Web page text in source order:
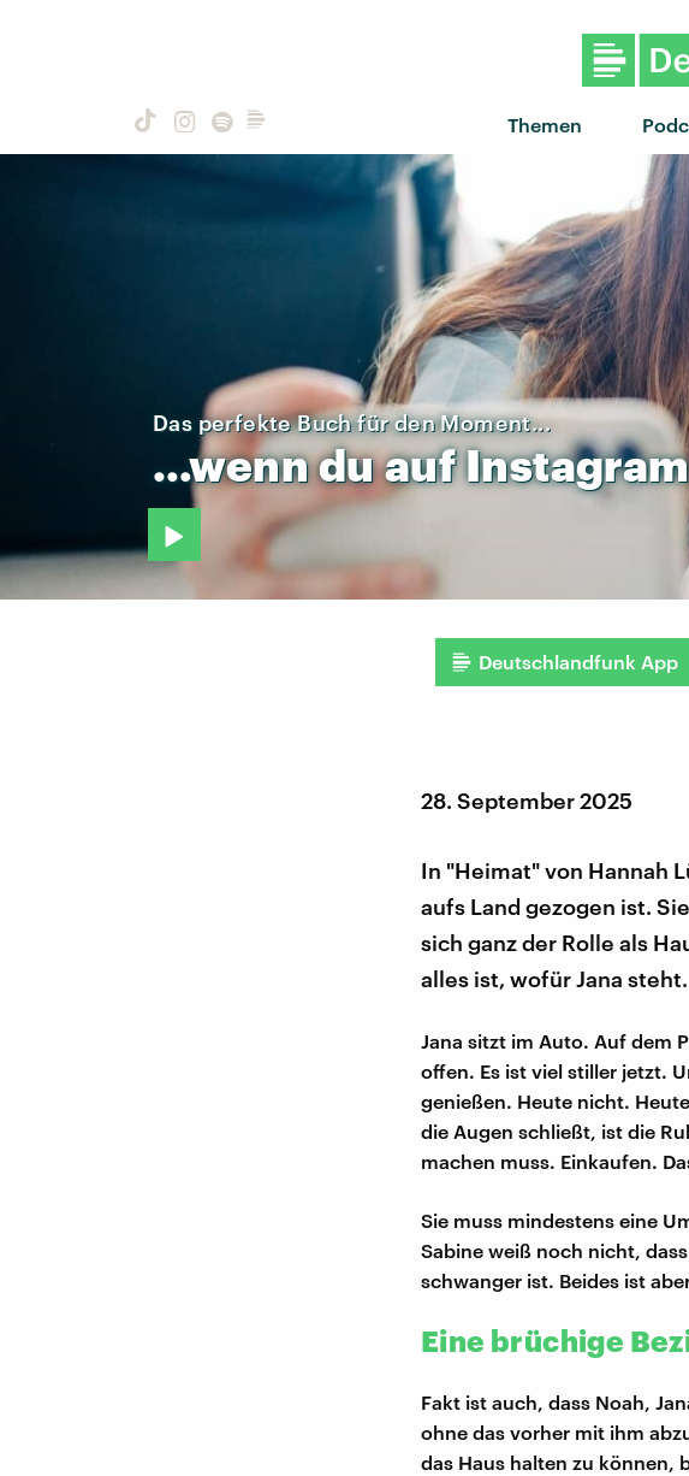
Themen
Das perfekte Buch für den Moment...
…wennduaufInstagram
Deutschlandfunk App
28. September 2025
In "Heimat" von Hannah
aufs Land gezogen ist.
sich ganz der Rolle als
alles ist, wofür Jana steht.
Jana sitzt im Auto. Auf dem
offen. Es ist viel stiller jetzt.
genießen. Heute nicht.
die Augen schließt, ist die
machen muss. Einkaufen.
Sie muss mindestens eine
Sabine weiß noch nicht,
schwanger ist. Beides ist
Eine brüchige
Fakt ist auch, dass Noah,
ohne das vorher mit ihm
das Haus halten zu können,